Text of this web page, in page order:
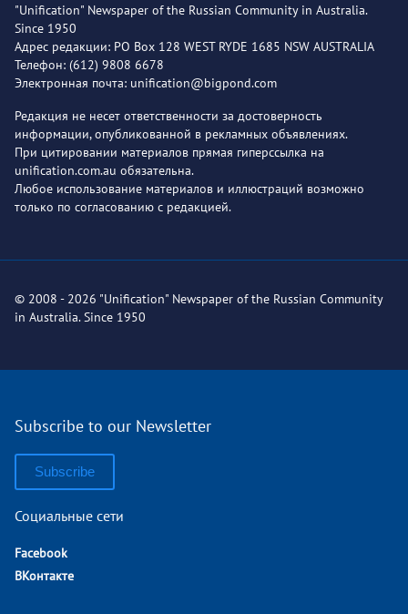
"Unification" Newspaper of the Russian Community in Australia.
Since 1950
Адрес редакции: PO Box 128 WEST RYDE 1685 NSW AUSTRALIA
Телефон: (612) 9808 6678
Электронная почта: unification@bigpond.com
Редакция не несет ответственности за достоверность
информации, опубликованной в рекламных объявлениях.
При цитировании материалов прямая гиперссылка на
unification.com.au обязательна.
Любое использование материалов и иллюстраций возможно
только по согласованию с редакцией.
© 2008 - 2026 "Unification" Newspaper of the Russian Community
in Australia. Since 1950
Subscribe to our Newsletter
Subscribe
Социальные сети
Facebook
ВКонтакте